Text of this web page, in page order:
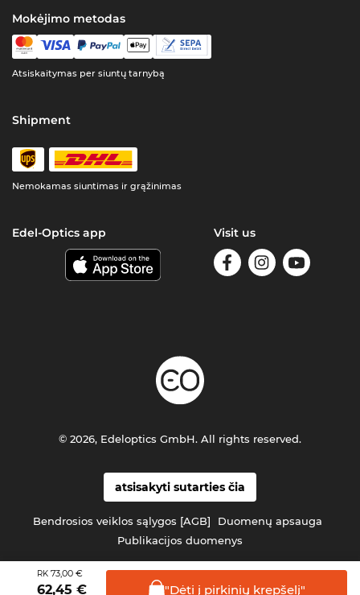
RK 73,00 €
62,45 € "Dėti į pirkinių krepšelį"
Mokėjimo metodas
Atsiskaitymas per siuntų tarnybą
Shipment
Nemokamas siuntimas ir grąžinimas
Edel-Optics app Visit us
atsisakyti sutarties čia
Bendrosios veiklos sąlygos [AGB]
Duomenų apsauga
Publikacijos duomenys
© 2026, Edeloptics GmbH. All rights reserved.